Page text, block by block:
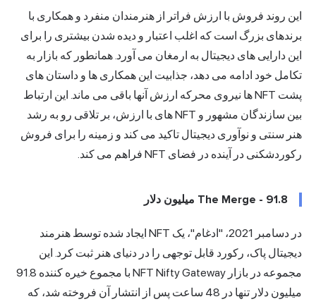
این روند فروش با ارزش فراتر از هنرمندان منفرد و همکاری با
برندهای بزرگ است که اغلب اعتبار و دیده شدن بیشتری را برای
این دارایی های دیجیتال به ارمغان می آورد. همانطور که بازار به
تکامل خود ادامه می دهد، جذابیت این همکاری ها و داستان های
پشت NFT ها نیروی محرکه ارزش آنها باقی می ماند. این ارتباط
بین سازندگان مشهور و NFT های با ارزش، بر تلاقی رو به رشد
هنر سنتی و نوآوری دیجیتال تاکید می کند و زمینه را برای فروش
رکوردشکنی در آینده در فضای NFT فراهم می کند.
The Merge - 91.8 میلیون دلار
در دسامبر 2021، "ادغام"، یک NFT ایجاد شده توسط هنرمند
دیجیتال پاک، رکورد قابل توجهی را در دنیای هنر ثبت کرد. این
مجموعه در بازار NFT Nifty Gateway با مجموع خیره کننده 91.8
میلیون دلار تنها در 48 ساعت پس از انتشار آن فروخته شد، که